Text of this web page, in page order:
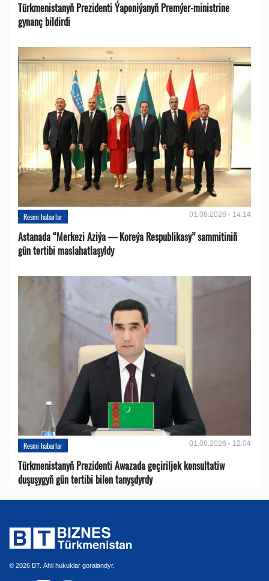
Türkmenistanyň Prezidenti Ýaponiýanyň Premýer-ministrine
gynanç bildirdi
Resmi habarlar 01.08.2026 - 14:14
Astanada “Merkezi Aziýa — Koreýa Respublikasy” sammitiniň
gün tertibi maslahatlaşyldy
Resmi habarlar 01.08.2026 - 12:04
Türkmenistanyň Prezidenti Awazada geçiriljek konsultatiw
duşuşygyň gün tertibi bilen tanyşdyrdy
© 2026 BT. Ähli hukuklar goralandyr.